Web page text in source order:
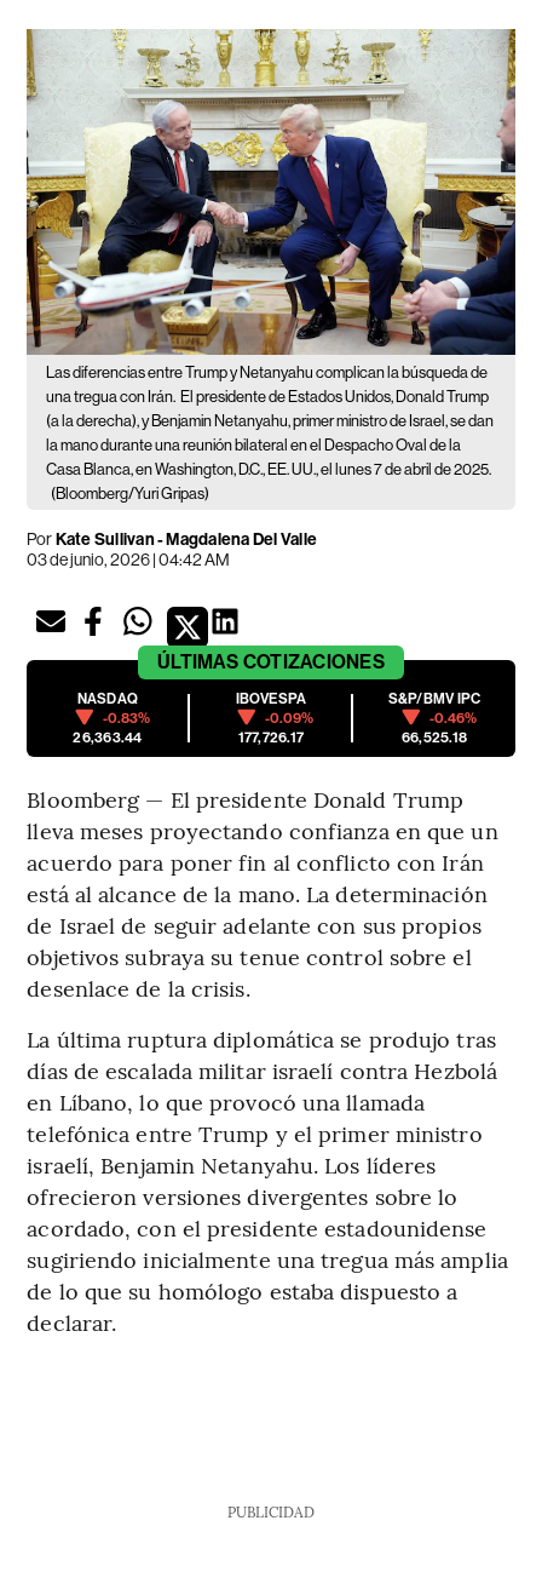
Las diferencias entre Trump y Netanyahu complican la búsqueda de
una tregua con Irán. El presidente de Estados Unidos, Donald Trump
(a la derecha), y Benjamin Netanyahu, primer ministro de Israel, se dan
la mano durante una reunión bilateral en el Despacho Oval de la
Casa Blanca, en Washington, D.C., EE. UU., el lunes 7 de abril de 2025.
(Bloomberg/Yuri Gripas)
PorKate Sullivan - Magdalena Del Valle
03 de junio, 2026 | 04:42 AM
ÚLTIMAS COTIZACIONES
NASDAQ
-0.83%
26,363.44
IBOVESPA
-0.09%
177,726.17
S&P/BMV IPC
-0.46%
66,525.18
Bloomberg — El presidente Donald Trump
lleva meses proyectando confianza en que un
acuerdo para poner fin al conflicto con Irán
está al alcance de la mano. La determinación
de Israel de seguir adelante con sus propios
objetivos subraya su tenue control sobre el
desenlace de la crisis.
La última ruptura diplomática se produjo tras
días de escalada militar israelí contra Hezbolá
en Líbano, lo que provocó una llamada
telefónica entre Trump y el primer ministro
israelí, Benjamin Netanyahu. Los líderes
ofrecieron versiones divergentes sobre lo
acordado, con el presidente estadounidense
sugiriendo inicialmente una tregua más amplia
de lo que su homólogo estaba dispuesto a
declarar.
PUBLICIDAD